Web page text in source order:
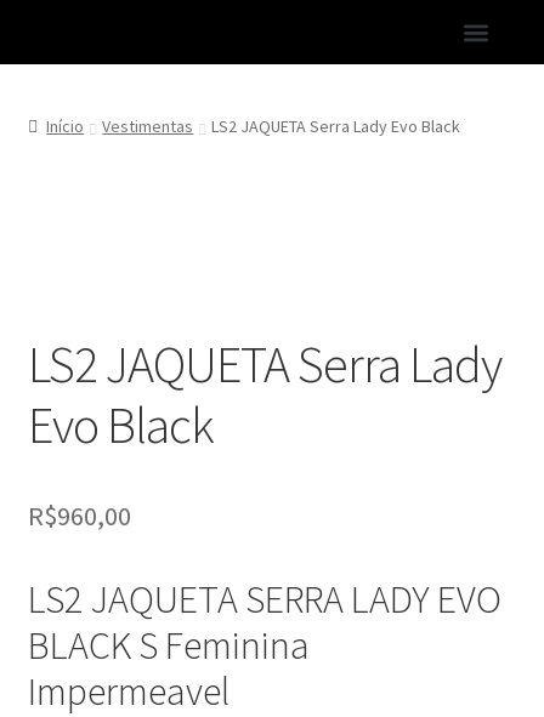
Início Vestimentas LS2 JAQUETA Serra Lady Evo Black
LS2 JAQUETA Serra Lady
Evo Black
R$960,00
LS2 JAQUETA SERRA LADY EVO
BLACK S Feminina
Impermeavel